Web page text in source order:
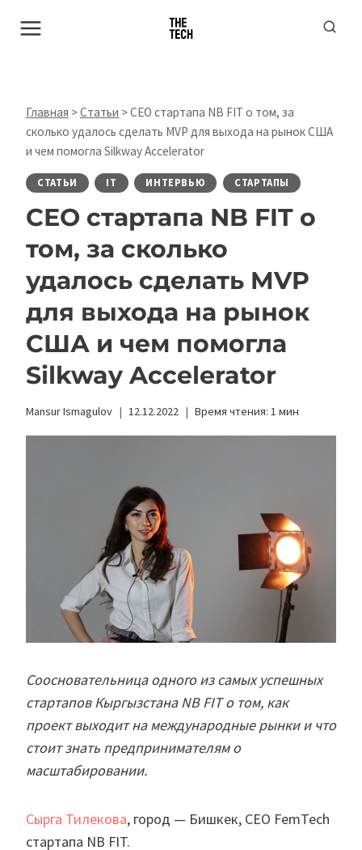
Главная >Статьи >СЕО стартапа NB FIT о том, за
сколько удалось сделать MVP для выхода на рынок США
и чем помогла Silkway Accelerator
СТАТЬИ IT ИНТЕРВЬЮ СТАРТАПЫ
СЕО стартапа NB FIT о
том, за сколько
удалось сделать MVP
для выхода на рынок
США и чем помогла
Silkway Accelerator
Mansur Ismagulov 12.12.2022 Время чтения: 1 мин
Соосновательница одного из самых успешных
стартапов Кыргызстана NB FIT о том, как
проект выходит на международные рынки и что
стоит знать предпринимателям о
масштабировании.
Сырга Тилекова, город — Бишкек, CEO FemTech
стартапа NB FIT.